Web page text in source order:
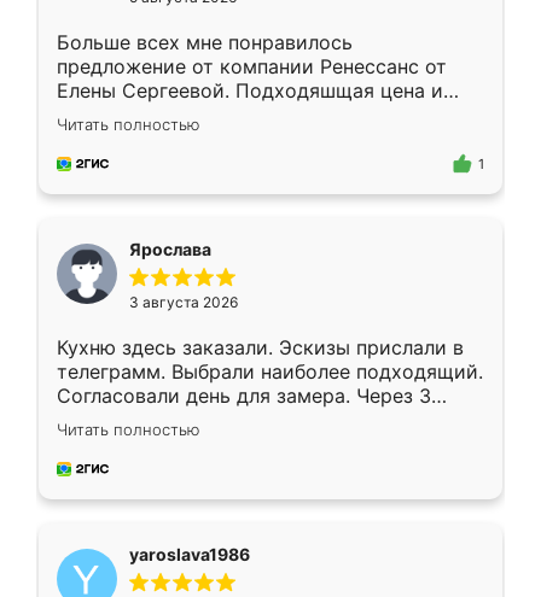
Больше всех мне понравилось
предложение от компании Ренессанс от
Елены Сергеевой. Подходяшщая цена и
короткие сроки изготовления. Приехавший
для замера сотрудник Владислав
предложил по моему эскизу самый
Читать полностью
1
Ярослава
3 августа 2026
Кухню здесь заказали. Эскизы прислали в
телеграмм. Выбрали наиболее подходящий.
Согласовали день для замера. Через 3
недели кухня была уже готова. Остались
довольны работой. Спасибо Ренессанс
мебель за качественную работу!
Читать полностью
yaroslava1986